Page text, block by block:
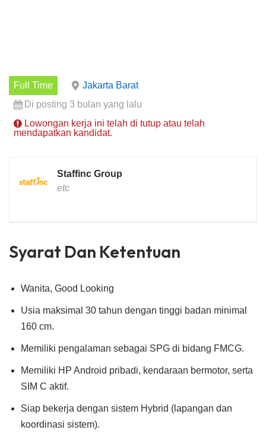
Full Time
Jakarta Barat
Di posting 3 bulan yang lalu
Lowongan kerja ini telah di tutup atau telah
mendapatkan kandidat.
Staffinc Group
etc
Syarat Dan Ketentuan
Wanita, Good Looking
Usia maksimal 30 tahun dengan tinggi badan minimal
160 cm.
Memiliki pengalaman sebagai SPG di bidang FMCG.
Memiliki HP Android pribadi, kendaraan bermotor, serta
SIM C aktif.
Siap bekerja dengan sistem Hybrid (lapangan dan
koordinasi sistem).